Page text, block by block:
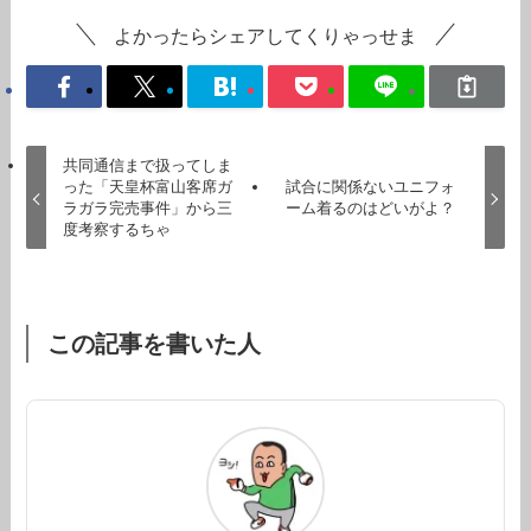
よかったらシェアしてくりゃっせま
共同通信まで扱ってしま
った「天皇杯富山客席ガ
ラガラ完売事件」から三
度考察するちゃ
試合に関係ないユニフォ
ーム着るのはどいがよ？
この記事を書いた人